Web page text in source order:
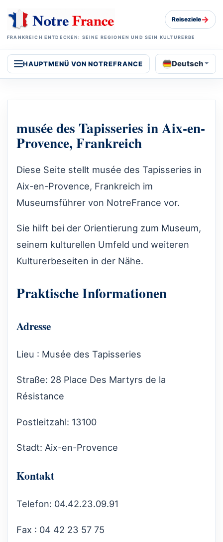
FRANKREICH ENTDECKEN: SEINE REGIONEN UND SEIN KULTURERBE
Reiseziele→
HAUPTMENÜ VON NOTREFRANCE Deutsch
musée des Tapisseries in Aix-en-
Provence, Frankreich
Diese Seite stellt musée des Tapisseries in
Aix-en-Provence, Frankreich im
Museumsführer von NotreFrance vor.
Sie hilft bei der Orientierung zum Museum,
seinem kulturellen Umfeld und weiteren
Kulturerbeseiten in der Nähe.
Praktische Informationen
Adresse
Lieu : Musée des Tapisseries
Straße: 28 Place Des Martyrs de la
Résistance
Postleitzahl: 13100
Stadt: Aix-en-Provence
Kontakt
Telefon: 04.42.23.09.91
Fax : 04 42 23 57 75